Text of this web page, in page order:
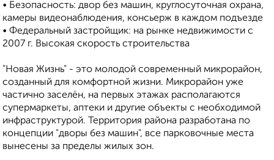
• Безопасность: двор без машин, круглосуточная охрана,
камеры видеонаблюдения, консьерж в каждом подъезде
• Федеральный застройщик: на рынке недвижимости с
2007 г. Высокая скорость строительства
"Новая Жизнь" - это молодой современный микрорайон,
созданный для комфортной жизни. Микрорайон уже
частично заселён, на первых этажах располагаются
супермаркеты, аптеки и другие объекты с необходимой
инфраструктурой. Территория района разработана по
концепции "дворы без машин", все парковочные места
вынесены за пределы жилых зон.